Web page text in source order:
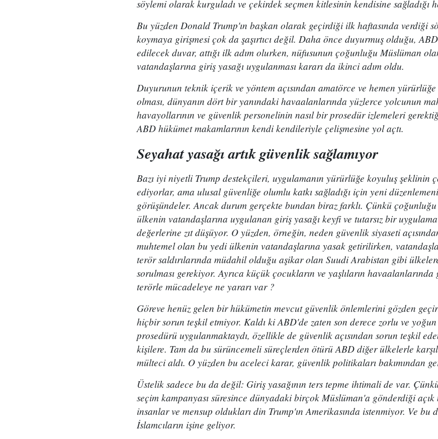
söylemi olarak kurguladı ve çekirdek seçmen kitlesinin kendisine sağladığı
Bu yüzden Donald Trump'ın başkan olarak geçirdiği ilk haftasında verdiği
koymaya girişmesi çok da şaşırtıcı değil. Daha önce duyurmuş olduğu,
edilecek duvar, attığı ilk adım olurken, nüfusunun çoğunluğu Müslüman
vatandaşlarına giriş yasağı uygulanması kararı da ikinci adım oldu.
Duyurunun teknik içerik ve yöntem açısından amatörce ve hemen yürürlüğe
olması, dünyanın dört bir yanındaki havaalanlarında yüzlerce yolcunun
havayollarının ve güvenlik personelinin nasıl bir prosedür izlemeleri
ABD hükümet makamlarının kendi kendileriyle çelişmesine yol açtı.
Seyahat yasağı artık güvenlik sağlamıyor
Bazı iyi niyetli Trump destekçileri, uygulamanın yürürlüğe koyuluş şeklinin
ediyorlar, ama ulusal güvenliğe olumlu katkı sağladığı için yeni
görüşündeler. Ancak durum gerçekte bundan biraz farklı. Çünkü
ülkenin vatandaşlarına uygulanan giriş yasağı keyfi ve tutarsız bir
değerlerine zıt düşüyor. O yüzden, örneğin, neden güvenlik siyaseti
muhtemel olan bu yedi ülkenin vatandaşlarına yasak getirilirken,
terör saldırılarında müdahil olduğu aşikar olan Suudi Arabistan gibi
sorulması gerekiyor. Ayrıca küçük çocukların ve yaşlıların havaalanlarında
terörle mücadeleye ne yararı var ?
Göreve henüz gelen bir hükümetin mevcut güvenlik önlemlerini gözden
hiçbir sorun teşkil etmiyor. Kaldı ki ABD'de zaten son derece zorlu ve
prosedürü uygulanmaktaydı, özellikle de güvenlik açısından sorun teşkil
kişilere. Tam da bu sürüncemeli süreçlerden ötürü ABD diğer ülkelerle
mülteci aldı. O yüzden bu aceleci karar, güvenlik politikaları bakımından
Üstelik sadece bu da değil: Giriş yasağının ters tepme ihtimali de var.
seçim kampanyası süresince dünyadaki birçok Müslüman'a gönderdiği
insanlar ve mensup oldukları din Trump'ın Amerikasında istenmiyor. Ve
İslamcıların işine geliyor.